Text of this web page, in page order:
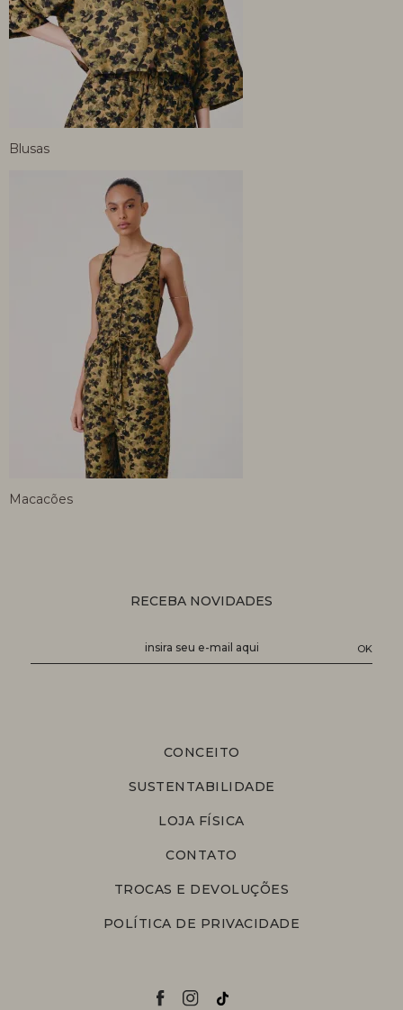
Blusas
Macacões
RECEBA NOVIDADES
CONCEITO
SUSTENTABILIDADE
LOJA FÍSICA
CONTATO
TROCAS E DEVOLUÇÕES
POLÍTICA DE PRIVACIDADE